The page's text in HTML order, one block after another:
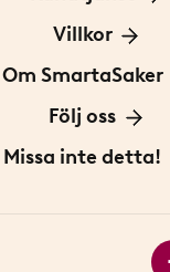
Kontakta oss
För Företag
Villkor
Frakt och leverans
Personuppgiftspolicy
Om SmartaSaker
Om oss
Vår historia
Följ oss
Blogg: Smarta tips
Missa inte detta!